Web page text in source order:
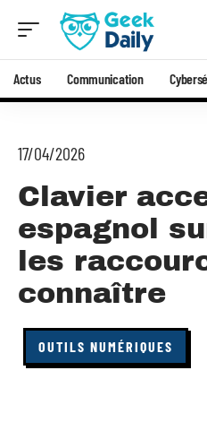
Actus Communication
17/04/2026
Clavier
espagnol
les
connaître
OUTILS NUMÉRIQUES